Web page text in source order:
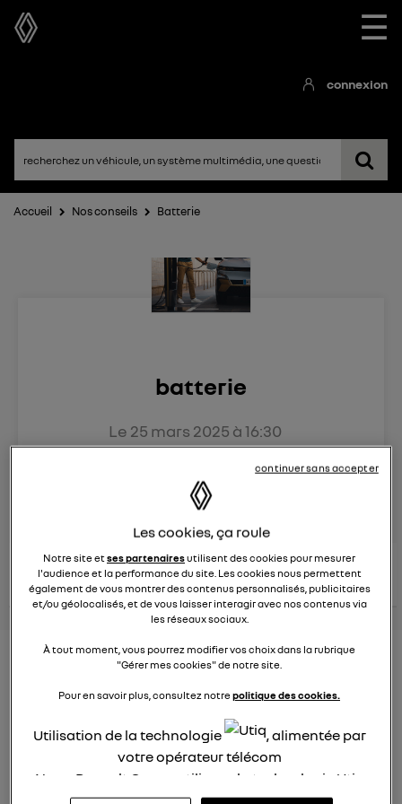
☰
connexion
Accueil Nos conseils Batterie
batterie
Le 25 mars 2025 à 16:30
Véhicules RENAULT
posez une question
conseils Renault
consultez les
conseils
similaires
voir tous les
conseils
Aides aux frais installation d'une
borne de recharge
Le25 janvier 2022à17:24
Existe t-il des aides pour faire installer une borne de
Les cookies, ça roule
Notre site etses partenairesutilisent des cookies pour mesurer
l'audience et la performance du site. Les cookies nous permettent
également de vous montrer des contenus personnalisés, publicitaires
et/ou géolocalisés, et de vous laisser interagir avec nos contenus via
les réseaux sociaux.
À tout moment, vous pourrez modifier vos choix dans la rubrique
"Gérer mes cookies" de notre site.
Pour en savoir plus, consultez notrepolitique des cookies.
Utilisation de la technologie
, alimentée par
votre opérateur télécom
Nous, Renault Group, utilisons la technologie Utiq
pour nos activités digitales (telles que décrites
continuer sans accepter